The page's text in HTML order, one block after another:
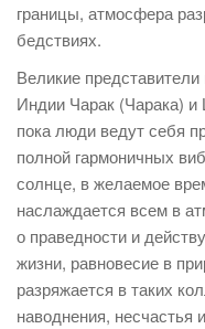
границы, атмосфера
бедствиях.
Великие
Индии Чарак (Чарака)
пока люди ведут себя
полной гармоничных
солнце, в желаемое
наслаждается всем в
о праведности и
жизни, равновесие в
разряжается в таких
наводнения, несчастья